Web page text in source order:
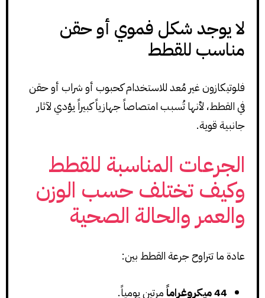
لا يوجد شكل فموي أو حقن
مناسب للقطط
فلوتيكازون غير مُعد للاستخدام كحبوب أو شراب أو حقن
في القطط، لأنها تُسبب امتصاصاً جهازياً كبيراً يؤدي لآثار
جانبية قوية.
الجرعات المناسبة للقطط
وكيف تختلف حسب الوزن
والعمر والحالة الصحية
عادة ما تتراوح جرعة القطط بين:
44 ميكروغراماً مرتين يومياً.